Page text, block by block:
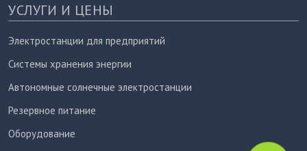
УСЛУГИ И ЦЕНЫ
Электростанции для предприятий
Системы хранения энергии
Автономные солнечные электростанции
Резервное питание
Оборудование